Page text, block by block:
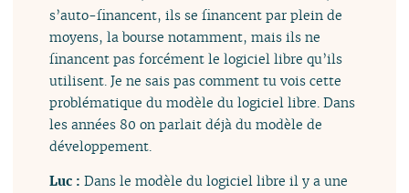
s’auto-financent, ils se financent par plein de
moyens, la bourse notamment, mais ils ne
financent pas forcément le logiciel libre qu’ils
utilisent. Je ne sais pas comment tu vois cette
problématique du modèle du logiciel libre. Dans
les années 80 on parlait déjà du modèle de
développement.
Luc :Dans le modèle du logiciel libre il y a une